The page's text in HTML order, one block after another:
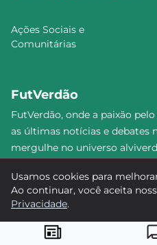
Ações Sociais e
Comunitárias
FutVerdão
FutVerdão, onde a paixão
as últimas notícias e debates
mergulhe no universo
comunidade. Junte-se a nós
#Palmeiras #FutVerdão
Usamos cookies para
Ao continuar, você aceita
Privacidade.